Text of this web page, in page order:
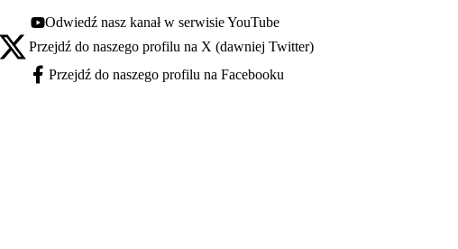
Youtube - otwiera się w nowej karcie
Odwiedź nasz kanał w serwisie YouTube
X - otwiera się w nowej karcie
Przejdź do naszego profilu na X (dawniej Twitter)
Facebook - otwiera się w nowej karcie
Przejdź do naszego profilu na Facebooku